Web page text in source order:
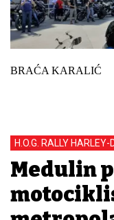
BRAĆA KARALIĆ
H.O.G. RALLY HARLEY-
Medulin